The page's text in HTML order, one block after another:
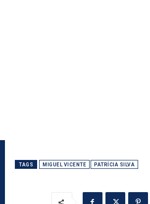
TAGS MIGUEL VICENTE PATRÍCIA SILVA